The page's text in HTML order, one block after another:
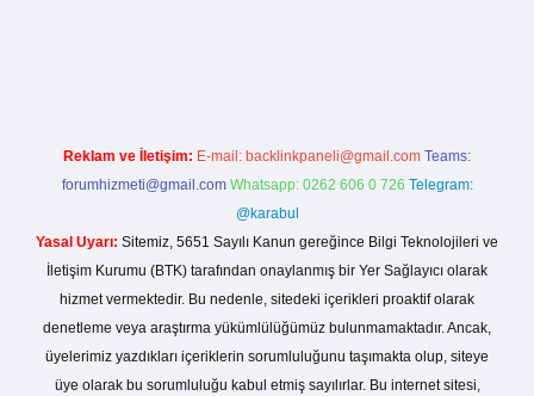
Reklam ve İletişim: E-mail: backlinkpaneli@gmail.com Teams:
forumhizmeti@gmail.com Whatsapp: 0262 606 0 726 Telegram:
@karabul
Yasal Uyarı: Sitemiz, 5651 Sayılı Kanun gereğince Bilgi Teknolojileri ve
İletişim Kurumu (BTK) tarafından onaylanmış bir Yer Sağlayıcı olarak
hizmet vermektedir. Bu nedenle, sitedeki içerikleri proaktif olarak
denetleme veya araştırma yükümlülüğümüz bulunmamaktadır. Ancak,
üyelerimiz yazdıkları içeriklerin sorumluluğunu taşımakta olup, siteye
üye olarak bu sorumluluğu kabul etmiş sayılırlar. Bu internet sitesi,